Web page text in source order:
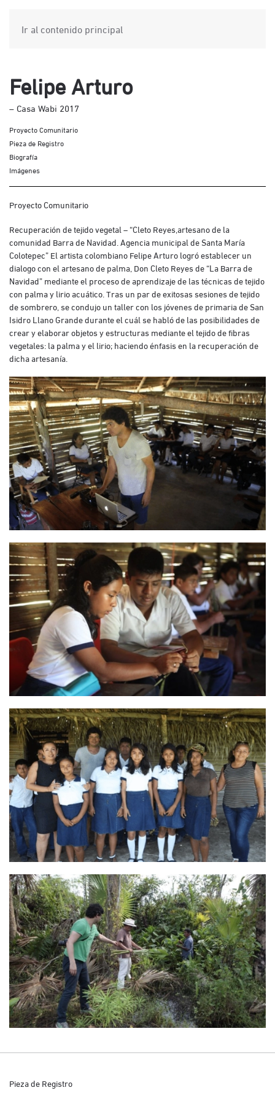
Ir al contenido principal
Felipe Arturo
– Casa Wabi 2017
Proyecto Comunitario
Pieza de Registro
Biografía
Imágenes
Proyecto Comunitario
Recuperación de tejido vegetal – “Cleto Reyes,artesano de la
comunidad Barra de Navidad. Agencia municipal de Santa María
Colotepec” El artista colombiano Felipe Arturo logró establecer un
dialogo con el artesano de palma, Don Cleto Reyes de “La Barra de
Navidad” mediante el proceso de aprendizaje de las técnicas de tejido
con palma y lirio acuático. Tras un par de exitosas sesiones de tejido
de sombrero, se condujo un taller con los jóvenes de primaria de San
Isidro Llano Grande durante el cuál se habló de las posibilidades de
crear y elaborar objetos y estructuras mediante el tejido de fibras
vegetales: la palma y el lirio; haciendo énfasis en la recuperación de
dicha artesanía.
Pieza de Registro